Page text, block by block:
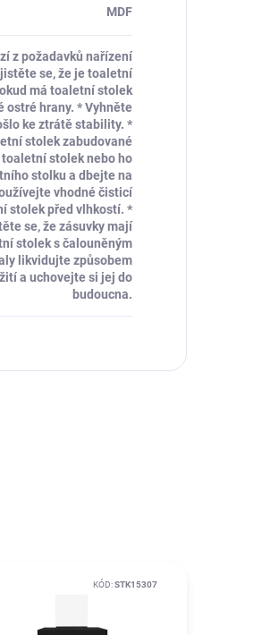
MDF
z požadavků nařízení
se, že je toaletní
má toaletní stolek
ostré hrany. * Vyhněte
ke ztrátě stability. *
stolek zabudované
stolek nebo ho
stolku a dbejte na
vhodné čisticí
stolek před vlhkostí. *
se, že zásuvky mají
stolek s čalouněným
likvidujte způsobem
a uchovejte si jej do
budoucna.
KÓD:STK15307